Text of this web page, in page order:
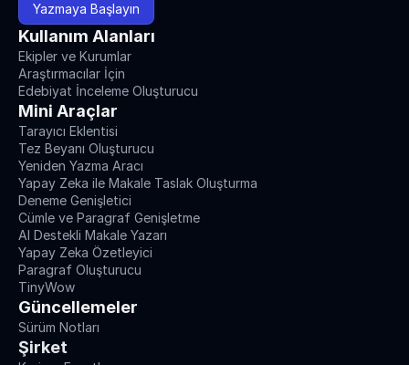
Yazmaya Başlayın
Kullanım Alanları
Ekipler ve Kurumlar
Araştırmacılar İçin
Edebiyat İnceleme Oluşturucu
Mini Araçlar
Tarayıcı Eklentisi
Tez Beyanı Oluşturucu
Yeniden Yazma Aracı
Yapay Zeka ile Makale Taslak Oluşturma
Deneme Genişletici
Cümle ve Paragraf Genişletme
AI Destekli Makale Yazarı
Yapay Zeka Özetleyici
Paragraf Oluşturucu
TinyWow
Güncellemeler
Sürüm Notları
Şirket